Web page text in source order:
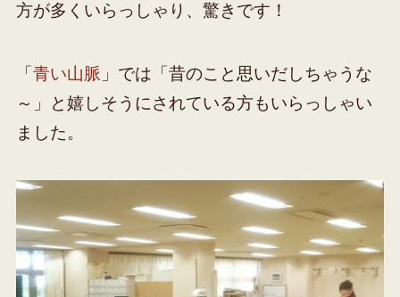
方が多くいらっしゃり、驚きです！
「青い山脈 」では「昔のこと思いだしちゃうな
～」と嬉しそうにされている方もいらっしゃい
ました。